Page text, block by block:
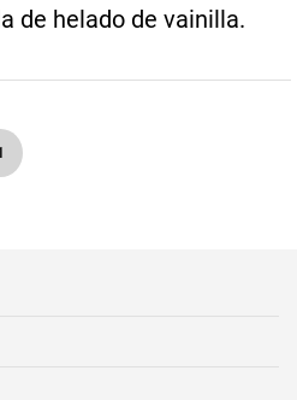
de helado de vainilla.